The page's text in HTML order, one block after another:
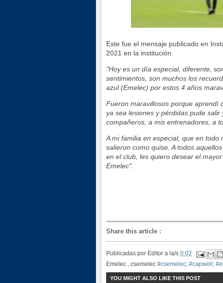
Este fue el mensaje publicado en
2021 en la institución.
"Hoy es un día especial, diferente,
sentimientos, son muchos los
azul (Emelec) por estos 4 años
Fueron maravillosos porque aprendí
ya sea lesiones y pérdidas pude
compañeros, a mis entrenadores, a
A mi familia en especial, que en
salieron como quise. A todos
en el club, les quiero desear el
Emelec".
Share this article :
Publicadas por Editor a la/s 0:02
Emelec , csemelec #csemelec; #capwell;
YOU MIGHT ALSO LIKE THIS POST